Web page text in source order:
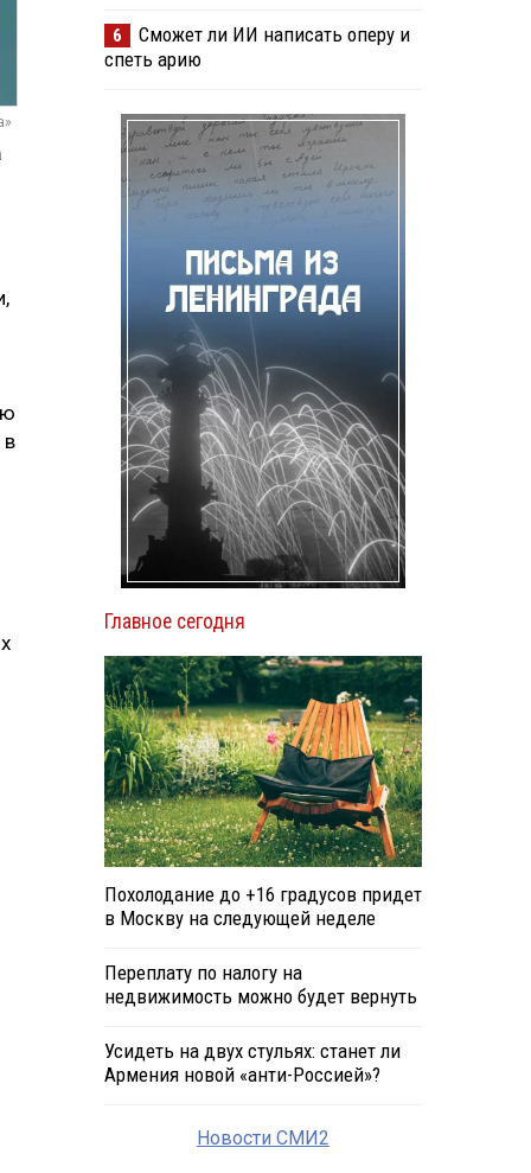
в
6
Сможет ли ИИ написать оперу и
спеть арию
Главное сегодня
Похолодание до +16 градусов придет
в Москву на следующей неделе
Переплату по налогу на
недвижимость можно будет вернуть
Усидеть на двух стульях: станет ли
Армения новой «анти-Россией»?
Новости СМИ2